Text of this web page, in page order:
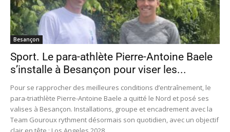
Besançon
Sport. Le para-athlète Pierre-Antoine Baele
s’installe à Besançon pour viser les...
Pour se rapprocher des meilleures conditions d’entraînement, le
para-triathlète Pierre-Antoine Baele a quitté le Nord et posé ses
valises à Besançon. Installations, groupe et encadrement avec la
Team Gouroux rythment désormais son quotidien, avec un objectif